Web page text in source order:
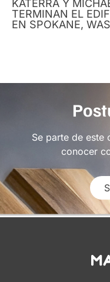
KATERRA Y
TERMINAN EL
EN SPOKANE,
Se parte de este
conocer